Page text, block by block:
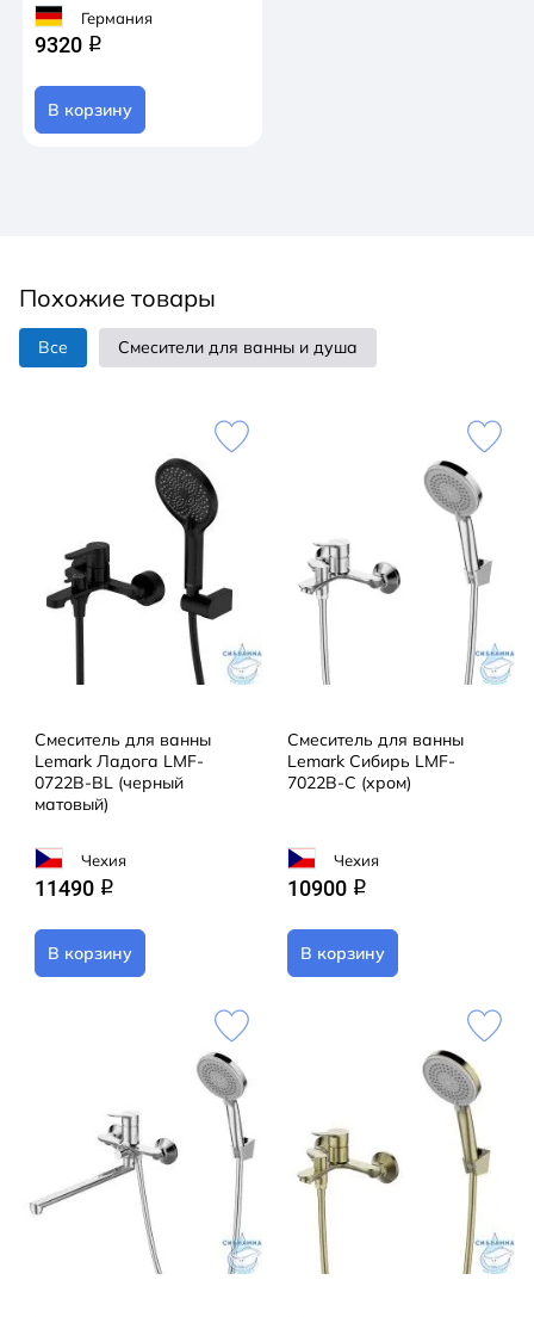
Германия
9320 q
В корзину
Похожие товары
Все Смесители для ванны и душа
Смеситель для ванны
Lemark Ладога LMF-
0722B-BL (черный
матовый)
Чехия
11490 q
В корзину
Смеситель для ванны
Lemark Сибирь LMF-
7022B-C (хром)
Чехия
10900 q
В корзину